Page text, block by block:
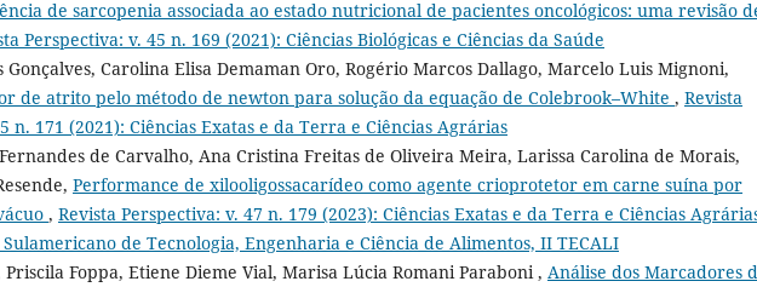
de sarcopenia associada ao estado nutricional de pacientes oncológicos: uma revisão
Perspectiva: v. 45 n. 169 (2021): Ciências Biológicas e Ciências da Saúde
Gonçalves, Carolina Elisa Demaman Oro, Rogério Marcos Dallago, Marcelo Luis Mignoni,
de atrito pelo método de newton para solução da equação de Colebrook–White , Revista
n. 171 (2021): Ciências Exatas e da Terra e Ciências Agrárias
de Carvalho, Ana Cristina Freitas de Oliveira Meira, Larissa Carolina de Morais,
Performance de xilooligossacarídeo como agente crioprotetor em carne suína por
, Revista Perspectiva: v. 47 n. 179 (2023): Ciências Exatas e da Terra e Ciências
de Tecnologia, Engenharia e Ciência de Alimentos, II TECALI
Foppa, Etiene Dieme Vial, Marisa Lúcia Romani Paraboni , Análise dos Marcadores